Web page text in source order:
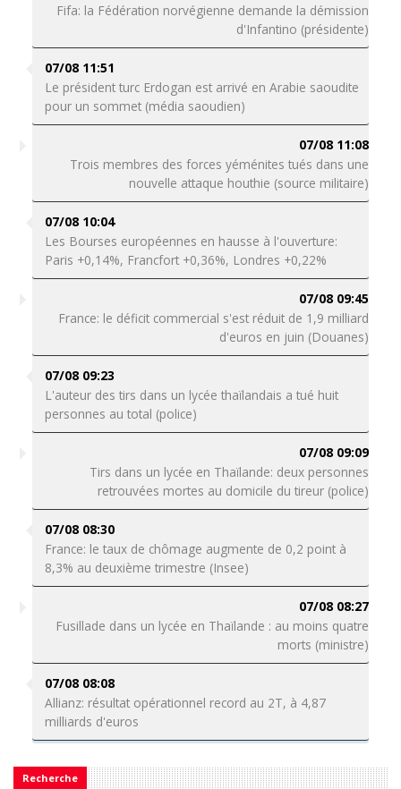
Fifa: la Fédération norvégienne demande la démission
d'Infantino (présidente)
07/08 11:51
Le président turc Erdogan est arrivé en Arabie saoudite
pour un sommet (média saoudien)
07/08 11:08
Trois membres des forces yéménites tués dans une
nouvelle attaque houthie (source militaire)
07/08 10:04
Les Bourses européennes en hausse à l'ouverture:
Paris +0,14%, Francfort +0,36%, Londres +0,22%
07/08 09:45
France: le déficit commercial s'est réduit de 1,9 milliard
d'euros en juin (Douanes)
07/08 09:23
L'auteur des tirs dans un lycée thaïlandais a tué huit
personnes au total (police)
07/08 09:09
Tirs dans un lycée en Thaïlande: deux personnes
retrouvées mortes au domicile du tireur (police)
07/08 08:30
France: le taux de chômage augmente de 0,2 point à
8,3% au deuxième trimestre (Insee)
07/08 08:27
Fusillade dans un lycée en Thaïlande : au moins quatre
morts (ministre)
07/08 08:08
Allianz: résultat opérationnel record au 2T, à 4,87
milliards d'euros
Recherche